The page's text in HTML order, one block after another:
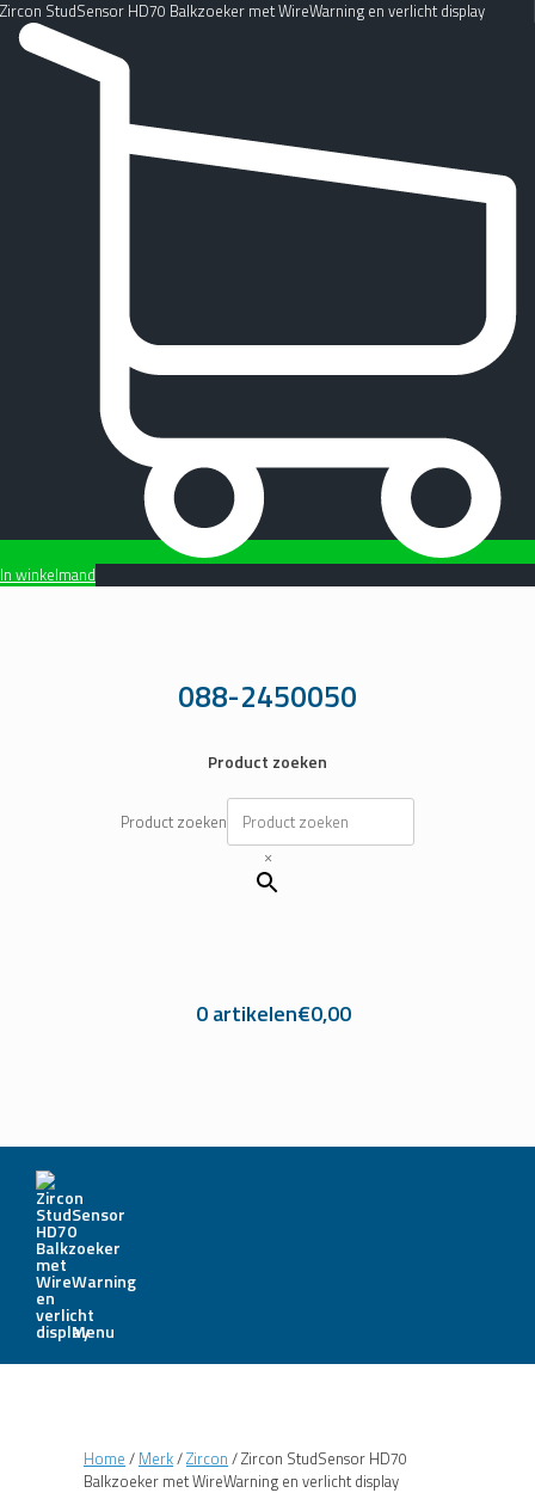
Zircon StudSensor HD70 Balkzoeker met WireWarning en verlicht display
In winkelmand
088-2450050
Product zoeken
Product zoeken
×
0 artikelen€0,00
Menu
Home / Merk/Zircon / Zircon StudSensor HD70
Balkzoeker met WireWarning en verlicht display